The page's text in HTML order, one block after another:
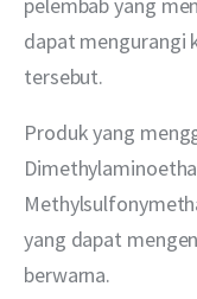
pelembab yang
dapat mengurangi
tersebut.
Produk yang
yang dapat
berwarna.